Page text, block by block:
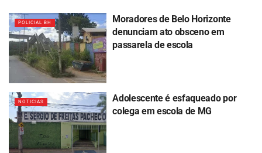
POLICIAL BH
Moradores de Belo Horizonte
denunciam ato obsceno em
passarela de escola
NOTICIAS
Adolescente é esfaqueado por
colega em escola de MG